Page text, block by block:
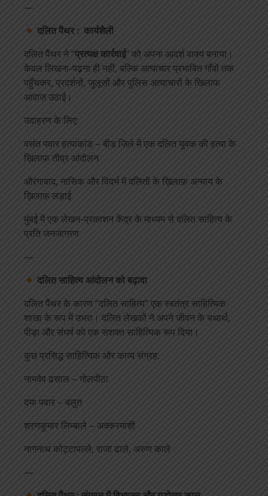
—
दलित पैंथर : कार्यशैली
दलित पैंथर ने “प्रत्यक्ष कार्रवाई” को अपना आदर्श वाक्य बनाया।
केवल लिखना-पढ़ना ही नहीं, बल्कि अत्याचार प्रभावित गाँवों तक
पहुँचकर, प्रदर्शनों, जुलूसों और पुलिस अत्याचारों के खिलाफ
आवाज़ उठाई।
उदाहरण के लिए:
वसंत पवार हत्याकांड – बीड ज़िले में एक दलित युवक की हत्या के
ख़िलाफ़ तीव्र आंदोलन
औरंगाबाद, नासिक और विदर्भ में दलितों के ख़िलाफ़ अन्याय के
ख़िलाफ़ लड़ाई
मुंबई में एक लेखन-प्रकाशन केंद्र के माध्यम से दलित साहित्य के
प्रति जनजागरण
—
दलित साहित्य आंदोलन को बढ़ावा
दलित पैंथर के कारण “दलित साहित्य” एक स्वतंत्र साहित्यिक
शाखा के रूप में उभरा। दलित लेखकों ने अपने जीवन के यथार्थ,
पीड़ा और संघर्ष को एक सशक्त साहित्यिक रूप दिया।
कुछ प्रसिद्ध साहित्यिक और काव्य संग्रह:
नामदेव ढसाल – गोलपीठा
दया पवार – बलुत
शरणकुमार लिम्बाले – अक्करमाशी
नागनाथ कोट्टापल्ले, राजा ढाले, अरुण काले
—